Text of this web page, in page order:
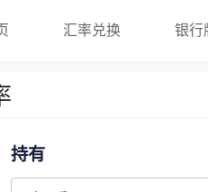
汇率兑换 银行
持有